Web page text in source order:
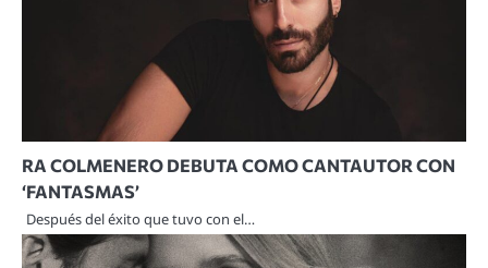
RA COLMENERO DEBUTA COMO CANTAUTOR CON
‘FANTASMAS’
Después del éxito que tuvo con el…